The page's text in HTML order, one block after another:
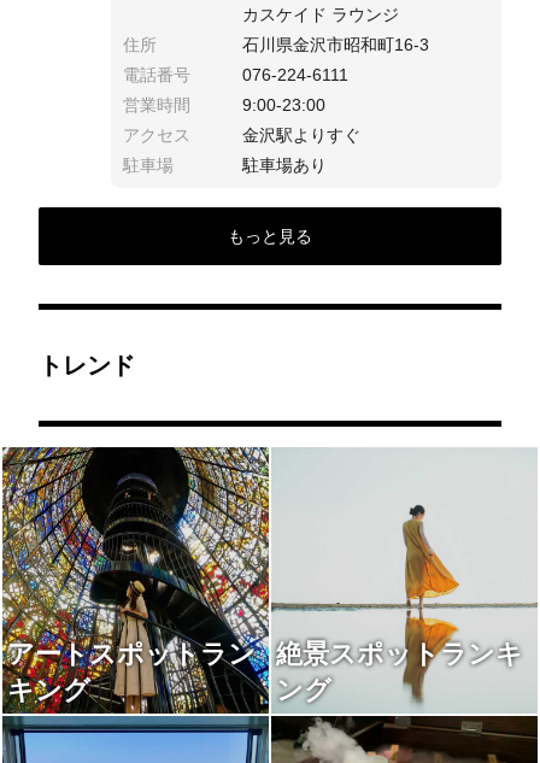
カスケイド ラウンジ
住所
石川県金沢市昭和町16-3
電話番号
076-224-6111
営業時間
9:00-23:00
アクセス
金沢駅よりすぐ
駐車場
駐車場あり
もっと見る
トレンド
アートスポットラン
キング
絶景スポットランキ
ング